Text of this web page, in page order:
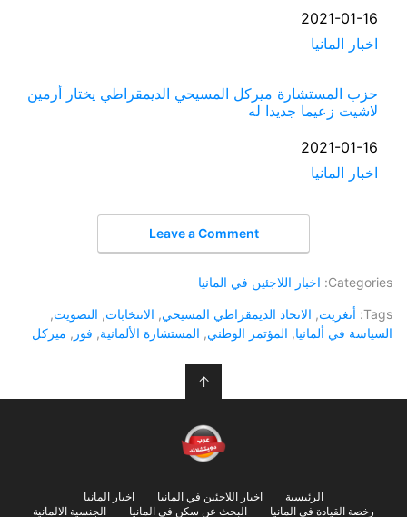
التاريخ
2021-01-16
في ما يتعلق بما يأتي
اخبار المانيا
حزب المستشارة ميركل المسيحي الديمقراطي يختار أرمين
لاشيت زعيما جديدا له
التاريخ
2021-01-16
في ما يتعلق بما يأتي
اخبار المانيا
Leave a Comment
Categories: اخبار اللاجئين في المانيا
Tags: أنغريت, الاتحاد الديمقراطي المسيحي, الانتخابات, التصويت,
السياسة في ألمانيا, المؤتمر الوطني, المستشارة الألمانية, فوز , ميركل
↑
الرئيسية اخبار اللاجئين في المانيا
اخبار المانيا
رخصة القيادة في المانيا
البحث عن سكن في المانيا الجنسية الالمانية